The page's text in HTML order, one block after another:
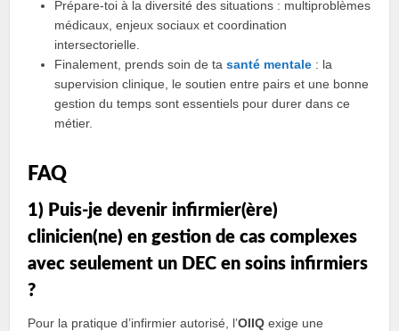
Prépare-toi à la diversité des situations : multiproblèmes
médicaux, enjeux sociaux et coordination
intersectorielle.
Finalement, prends soin de tasanté mentale : la
supervision clinique, le soutien entre pairs et une bonne
gestion du temps sont essentiels pour durer dans ce
métier.
FAQ
1) Puis-je devenir infirmier(ère)
clinicien(ne) en gestion de cas complexes
avec seulement un DEC en soins infirmiers
?
Pour la pratique d’infirmier autorisé, l’OIIQ exige une